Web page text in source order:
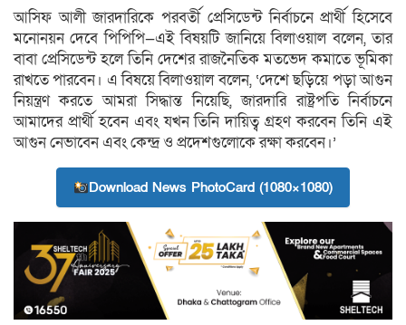
আসিফ আলী জারদারিকে পরবর্তী প্রেসিডেন্ট নির্বাচনে প্রার্থী হিসেবে
মনোনয়ন দেবে পিপিপি—এই বিষয়টি জানিয়ে বিলাওয়াল বলেন, তার
বাবা প্রেসিডেন্ট হলে তিনি দেশের রাজনৈতিক মতভেদ কমাতে ভূমিকা
রাখতে পারবেন। এ বিষয়ে বিলাওয়াল বলেন, ‘দেশে ছড়িয়ে পড়া আগুন
নিয়ন্ত্রণ করতে আমরা সিদ্ধান্ত নিয়েছি, জারদারি রাষ্ট্রপতি নির্বাচনে
আমাদের প্রার্থী হবেন এবং যখন তিনি দায়িত্ব গ্রহণ করবেন তিনি এই
আগুন নেভাবেন এবং কেন্দ্র ও প্রদেশগুলোকে রক্ষা করবেন।’
Download News PhotoCard (1080×1080)